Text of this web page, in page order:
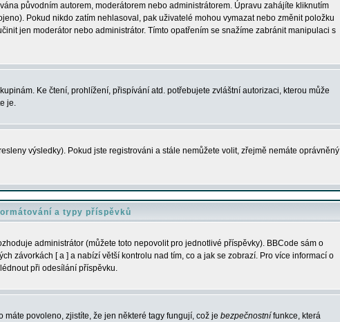
původním autorem, moderátorem nebo administrátorem. Úpravu zahájíte kliknutím
Pokud nikdo zatím nehlasoval, pak uživatelé mohou vymazat nebo změnit položku
jen moderátor nebo administrátor. Tímto opatřením se snažíme zabránit manipulaci s
Ke čtení, prohlížení, přispívání atd. potřebujete zvláštní autorizaci, kterou může
je.
výsledky). Pokud jste registrováni a stále nemůžete volit, zřejmě nemáte oprávněný
a typy příspěvků
administrátor (můžete toto nepovolit pro jednotlivé příspěvky). BBCode sám o
závorkách [ a ] a nabízí větší kontrolu nad tím, co a jak se zobrazí. Pro více informací o
při odesílání příspěvku.
povoleno, zjistíte, že jen některé tagy fungují, což je bezpečnostní funkce, která